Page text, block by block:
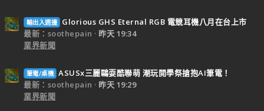
輸出入週邊
Glorious GHS Eternal RGB 電競耳機八月在台上市
最新：soothepain
昨天 19:34
業界新聞
筆電/桌機 ASUSx三麗鷗耍酷聯萌 潮玩開學祭搶抱AI筆電！
最新：soothepain
昨天 19:29
業界新聞